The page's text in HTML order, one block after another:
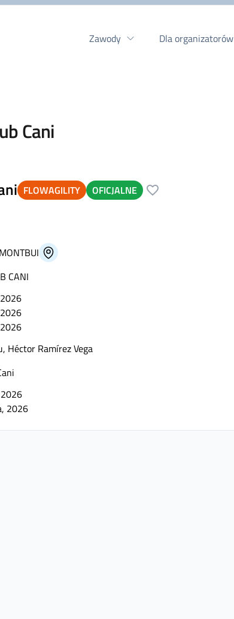
Zawody Dla organizatorów
Cani
FLOWAGILITY OFICJALNE
CANI
Héctor Ramírez Vega
2026